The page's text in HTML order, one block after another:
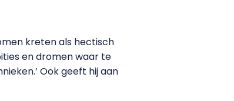
kreten als hectisch
en dromen waar te
Ook geeft hij aan